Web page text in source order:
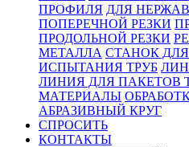
ПРОФИЛЯ ДЛЯ
ПОПЕРЕЧНОЙ РЕЗКИ
ПРОДОЛЬНОЙ РЕЗКИ
МЕТАЛЛА СТАНОК ДЛЯ
ИСПЫТАНИЯ ТРУБ
ЛИНИЯ ДЛЯ ПАКЕТОВ
МАТЕРИАЛЫ
АБРАЗИВНЫЙ КРУГ
СПРОСИТЬ
КОНТАКТЫ